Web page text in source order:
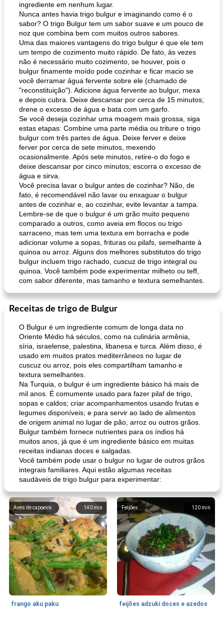
ingrediente em nenhum lugar.
Nunca antes havia trigo bulgur e imaginando como é o
sabor? O trigo Bulgur tem um sabor suave e um pouco de
noz que combina bem com muitos outros sabores.
Uma das maiores vantagens do trigo bulgur é que ele tem
um tempo de cozimento muito rápido. De fato, às vezes
não é necessário muito cozimento, se houver, pois o
bulgur finamente moído pode cozinhar e ficar macio se
você derramar água fervente sobre ele (chamado de
"reconstituição"). Adicione água fervente ao bulgur, mexa
e depois cubra. Deixe descansar por cerca de 15 minutos;
drene o excesso de água e bata com um garfo.
Se você deseja cozinhar uma moagem mais grossa, siga
estas etapas: Combine uma parte média ou triture o trigo
bulgur com três partes de água. Deixe ferver e deixe
ferver por cerca de sete minutos, mexendo
ocasionalmente. Após sete minutos, retire-o do fogo e
deixe descansar por cinco minutos; escorra o excesso de
água e sirva.
Você precisa lavar o bulgur antes de cozinhar? Não, de
fato, é recomendável não lavar ou enxaguar o bulgur
antes de cozinhar e, ao cozinhar, evite levantar a tampa.
Lembre-se de que o bulgur é um grão muito pequeno
comparado a outros, como aveia em flocos ou trigo
sarraceno, mas tem uma textura em borracha e pode
adicionar volume a sopas, frituras ou pilafs, semelhante à
quinoa ou arroz. Alguns dos melhores substitutos do trigo
bulgur incluem trigo rachado, cuscuz de trigo integral ou
quinoa. Você também pode experimentar milheto ou teff,
com sabor diferente, mas tamanho e textura semelhantes.
Receitas de trigo de Bulgur
O Bulgur é um ingrediente comum de longa data no
Oriente Médio há séculos, como na culinária armênia,
síria, israelense, palestina, libanesa e turca. Além disso, é
usado em muitos pratos mediterrâneos no lugar de
cuscuz ou arroz, pois eles compartilham tamanho e
textura semelhantes.
Na Turquia, o bulgur é um ingrediente básico há mais de
mil anos. É comumente usado para fazer pilaf de trigo,
sopas e caldos; criar acompanhamentos usando frutas e
legumes disponíveis; e para servir ao lado de alimentos
de origem animal no lugar de pão, arroz ou outros grãos.
Bulgur também fornece nutrientes para os índios há
muitos anos, já que é um ingrediente básico em muitas
receitas indianas doces e salgadas.
Você também pode usar o bulgur no lugar de outros grãos
integrais familiares. Aqui estão algumas receitas
saudáveis ​​de trigo bulgur para experimentar:
140 min
Aves de capoeira
frango aku paku
120 min
Feijões
feijões adzuki doces e azedos